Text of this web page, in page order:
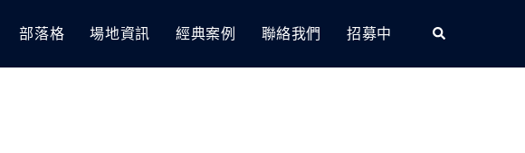
部落格 場地資訊 經典案例 聯絡我們 招募中 Search